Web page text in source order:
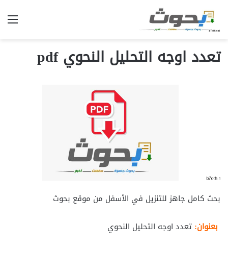
تعدد اوجه التحليل النحوي pdf
بحث كامل جاهز للتنزيل في الأسفل من موقع بحوث
بعنوان: تعدد اوجه التحليل النحوي